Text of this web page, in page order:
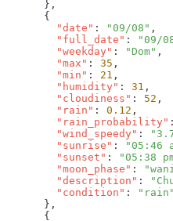
        "date"
: "09/08"
        "full_date"
: "09/
        "weekday"
: "Dom"
        "max"
: 35
        "min"
: 21
        "humidity"
: 31
        "cloudiness"
: 52
        "rain"
: 0.12
        "rain_probability"
        "wind_speedy"
:
        "sunrise"
: "05:46
        "sunset"
: "05:38
        "moon_phase"
:
        "description"
:
        "condition"
: